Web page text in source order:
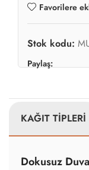
Favorilere
Stok kodu:
Paylaş:
KAĞIT TİPLERİ
Dokusuz